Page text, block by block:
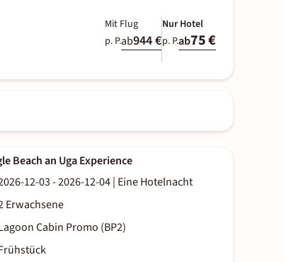
Mit Flug
p. P.ab944 €
Nur Hotel
p. P.ab75 €
Beach an Uga Experience
12-03 - 2026-12-04| Eine Hotelnacht
Erwachsene
Cabin Promo (BP2)